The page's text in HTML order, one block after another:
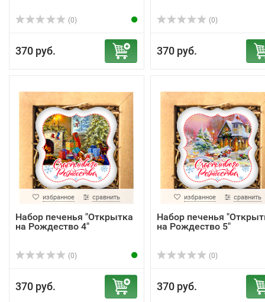
(0)
370 руб.
(0)
370 руб.
избранное сравнить
Набор печенья "Открытка
на Рождество 4"
(0)
370 руб.
избранное сравнить
Набор печенья
на Рождество 5"
(0)
370 руб.